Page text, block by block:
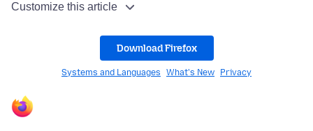
Customize this article
Download Firefox
Systems and Languages What's New Privacy